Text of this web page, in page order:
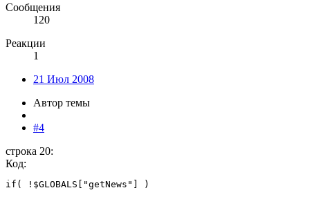
Сообщения
120
Реакции
1
21 Июл 2008
Автор темы
#4
строка 20:
Код:
if( !$GLOBALS["getNews"] )